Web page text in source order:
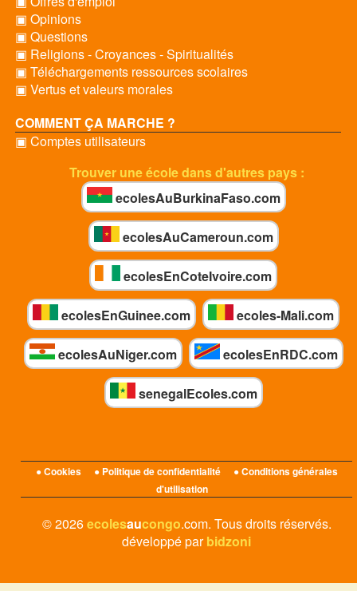
▣ Opinions
▣ Questions
▣ Religions - Croyances - Spiritualités
▣ Téléchargements ressources scolaires
▣ Vertus et valeurs morales
COMMENT ÇA MARCHE ?
▣ Comptes utilisateurs
Trouver une école dans d'autres pays :
ecolesAuBurkinaFaso.com
ecolesAuCameroun.com
ecolesEnCoteIvoire.com
ecolesEnGuinee.com ecoles-Mali.com
ecolesAuNiger.com ecolesEnRDC.com
senegalEcoles.com
● Cookies ● Politique de confidentialité
● Conditions générales
d'utilisation
© 2026ecolesaucongo.com. Tous droits réservés.
développé parbidzoni